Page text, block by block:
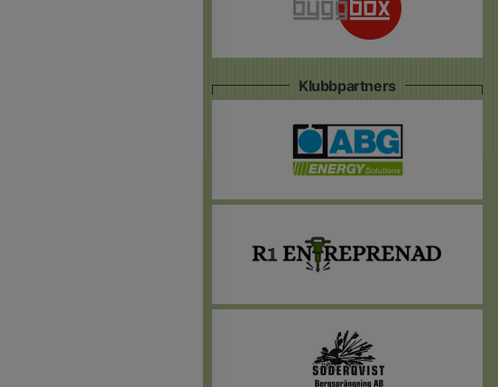
Klubbpartners